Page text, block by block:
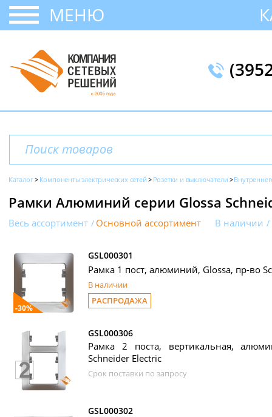
МЕНЮ
Каталог Компоненты электрических сетей Розетки и выключатели
Рамки Алюминий серии Glossa
Весь ассортимент Основной ассортимент В наличии
-30%
GSL000301
Рамка 1 пост, алюминий, Glossa, пр-во
В наличии
РАСПРОДАЖА
GSL000306
Рамка 2 поста, вертикальная,
Schneider Electric
Срок поставки по запросу
GSL000302